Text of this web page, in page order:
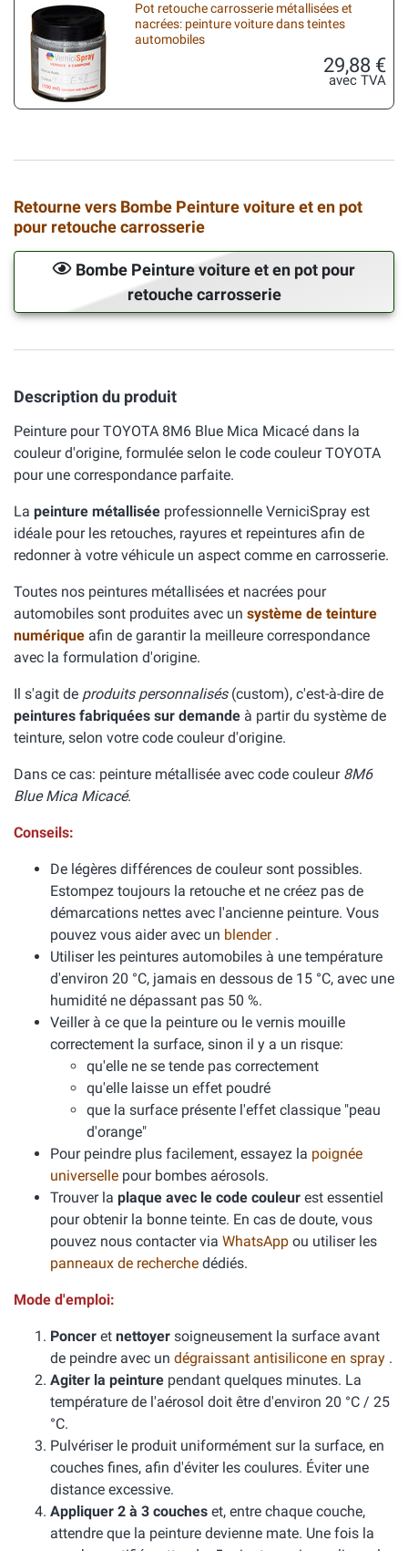
Pot retouche carrosserie métallisées et
nacrées: peinture voiture dans teintes
automobiles
29,88 €
avec TVA
Retourne vers Bombe Peinture voiture et en pot
pour retouche carrosserie
Bombe Peinture voiture et en pot pour
retouche carrosserie
Description du produit
Peinture pour TOYOTA 8M6 Blue Mica Micacé dans la
couleur d'origine, formulée selon le code couleur TOYOTA
pour une correspondance parfaite.
La peinture métallisée professionnelle VerniciSpray est
idéale pour les retouches, rayures et repeintures afin de
redonner à votre véhicule un aspect comme en carrosserie.
Toutes nos peintures métallisées et nacrées pour
automobiles sont produites avec un système de teinture
numérique afin de garantir la meilleure correspondance
avec la formulation d'origine.
Il s'agit de produits personnalisés(custom), c'est-à-dire de
peintures fabriquées sur demande à partir du système de
teinture, selon votre code couleur d'origine.
Dans ce cas: peinture métallisée avec code couleur 8M6
Blue Mica Micacé.
Conseils:
De légères différences de couleur sont possibles.
Estompez toujours la retouche et ne créez pas de
démarcations nettes avec l'ancienne peinture. Vous
pouvez vous aider avec un blender .
Utiliser les peintures automobiles à une température
d'environ 20 °C, jamais en dessous de 15 °C, avec une
humidité ne dépassant pas 50 %.
Veiller à ce que la peinture ou le vernis mouille
correctement la surface, sinon il y a un risque:
qu'elle ne se tende pas correctement
qu'elle laisse un effet poudré
que la surface présente l'effet classique "peau
d'orange"
Pour peindre plus facilement, essayez la poignée
universelle pour bombes aérosols.
Trouver la plaque avec le code couleur est essentiel
pour obtenir la bonne teinte. En cas de doute, vous
pouvez nous contacter via WhatsApp ou utiliser les
panneaux de recherche dédiés.
Mode d'emploi:
Poncer et nettoyer soigneusement la surface avant
de peindre avec un dégraissant antisilicone en spray .
Agiter la peinture pendant quelques minutes. La
température de l'aérosol doit être d'environ 20 °C / 25
°C.
Pulvériser le produit uniformément sur la surface, en
couches fines, afin d'éviter les coulures. Éviter une
distance excessive.
Appliquer 2 à 3 couches et, entre chaque couche,
attendre que la peinture devienne mate. Une fois la